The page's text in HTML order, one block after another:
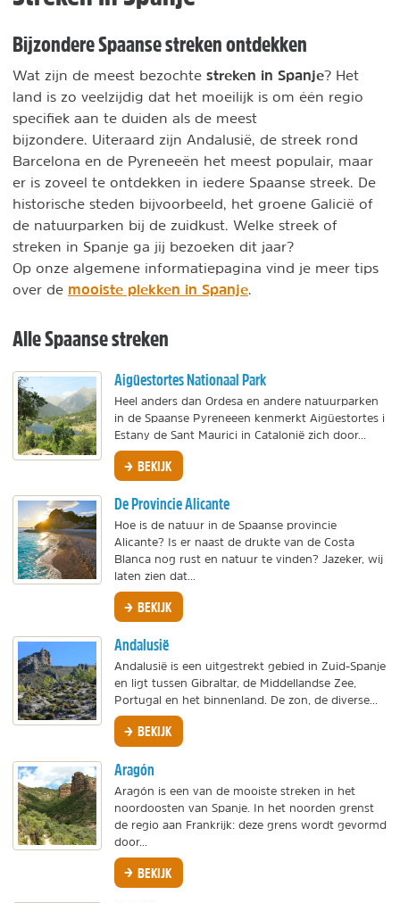
Bijzondere Spaanse streken ontdekken
Wat zijn de meest bezochte streken in Spanje? Het
land is zo veelzijdig dat het moeilijk is om één regio
specifiek aan te duiden als de meest
bijzondere. Uiteraard zijn Andalusië, de streek rond
Barcelona en de Pyreneeën het meest populair, maar
er is zoveel te ontdekken in iedere Spaanse streek. De
historische steden bijvoorbeeld, het groene Galicië of
de natuurparken bij de zuidkust. Welke streek of
streken in Spanje ga jij bezoeken dit jaar?
Op onze algemene informatiepagina vind je meer tips
over de mooiste plekken in Spanje
Alle Spaanse streken
Aigüestortes Nationaal Park
Heel anders dan Ordesa en andere natuurparken
in de Spaanse Pyreneeen kenmerkt Aigüestortes i
Estany de Sant Maurici in Catalonië zich door...
BEKIJK
De Provincie Alicante
Hoe is de natuur in de Spaanse provincie
Alicante? Is er naast de drukte van de Costa
Blanca nog rust en natuur te vinden? Jazeker, wij
laten zien dat...
BEKIJK
Andalusië
Andalusië is een uitgestrekt gebied in Zuid-Spanje
en ligt tussen Gibraltar, de Middellandse Zee,
Portugal en het binnenland. De zon, de diverse...
BEKIJK
Aragón
Aragón is een van de mooiste streken in het
noordoosten van Spanje. In het noorden grenst
de regio aan Frankrijk: deze grens wordt gevormd
door...
BEKIJK